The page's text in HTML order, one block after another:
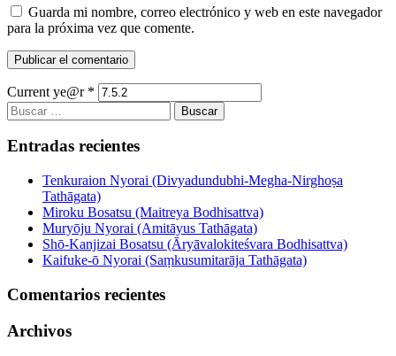
Guarda mi nombre, correo electrónico y web en este navegador
para la próxima vez que comente.
Current ye@r *
Buscar:
Entradas recientes
Tenkuraion Nyorai (Divyadundubhi-Megha-Nirghoṣa
Tathāgata)
Miroku Bosatsu (Maitreya Bodhisattva)
Muryōju Nyorai (Amitāyus Tathāgata)
Shō-Kanjizai Bosatsu (Āryāvalokiteśvara Bodhisattva)
Kaifuke-ō Nyorai (Saṃkusumitarāja Tathāgata)
Comentarios recientes
Archivos